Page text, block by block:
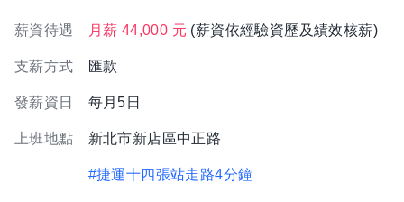
薪資待遇 月薪 44,000 元 (薪資依經驗資歷及績效核薪)
支薪方式 匯款
發薪資日 每月5日
上班地點 新北市新店區中正路
#捷運十四張站走路4分鐘